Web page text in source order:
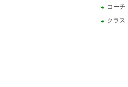
コーチ
クラス